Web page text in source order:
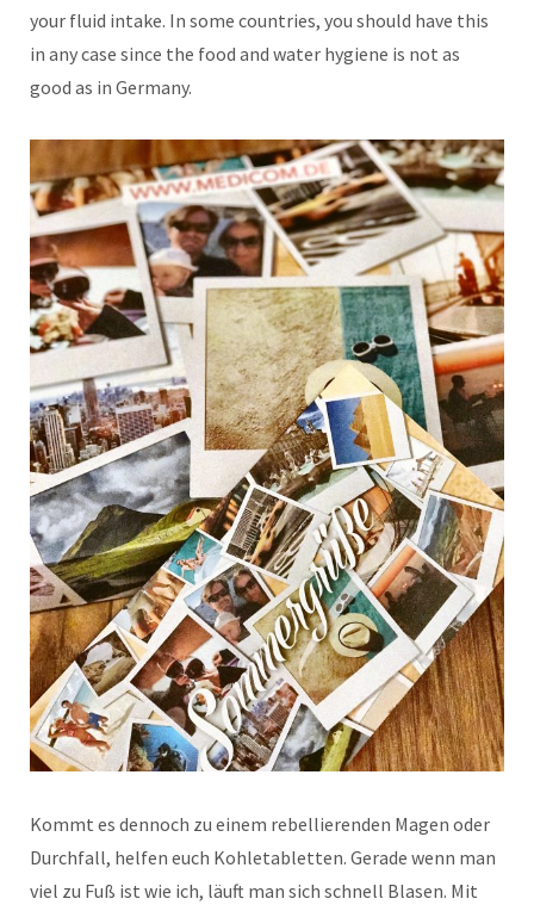
your fluid intake. In some countries, you should have this
in any case since the food and water hygiene is not as
good as in Germany.
Kommt es dennoch zu einem rebellierenden Magen oder
Durchfall, helfen euch Kohletabletten. Gerade wenn man
viel zu Fuß ist wie ich, läuft man sich schnell Blasen. Mit